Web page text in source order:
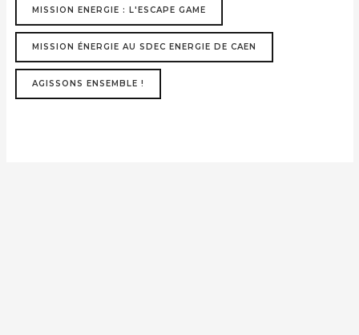
MISSION ENERGIE : L'ESCAPE GAME
MISSION ÉNERGIE AU SDEC ENERGIE DE CAEN
AGISSONS ENSEMBLE !